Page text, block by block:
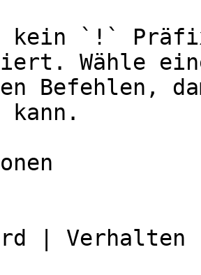
kein `!`
Wähle
Befehlen,
| Verhalten